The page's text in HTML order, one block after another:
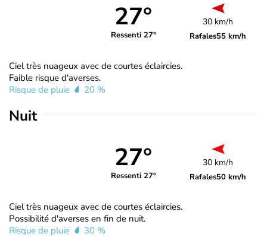
27°
Ressenti 27°
30 km/h
Rafales55 km/h
Ciel très nuageux avec de courtes éclaircies.
Faible risque d'averses.
Risque de pluie
20 %
Nuit
27°
Ressenti 27°
30 km/h
Rafales50 km/h
Ciel très nuageux avec de courtes éclaircies.
Possibilité d'averses en fin de nuit.
Risque de pluie
30 %